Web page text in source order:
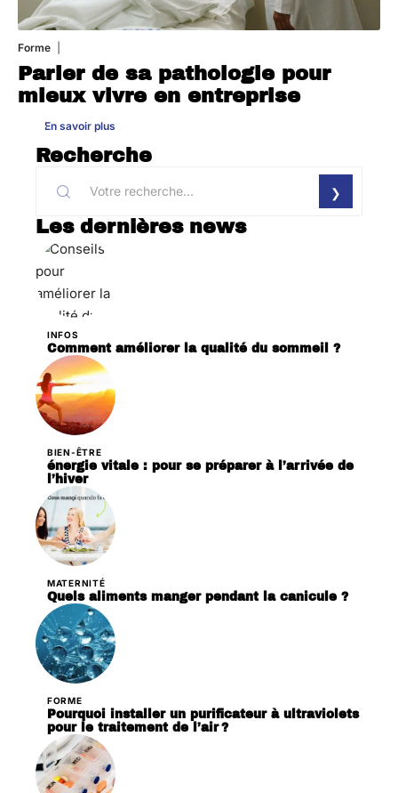
Forme
Parler de sa pathologie pour
mieux vivre en entreprise
En savoir plus
Recherche
Les dernières news
INFOS
Comment améliorer la qualité du sommeil ?
BIEN-ÊTRE
énergie vitale : pour se préparer à l’arrivée de
l’hiver
MATERNITÉ
Quels aliments manger pendant la canicule ?
FORME
Pourquoi installer un purificateur à ultraviolets
pour le traitement de l’air ?